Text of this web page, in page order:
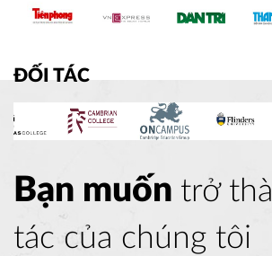
ĐỐI TÁC
Bạn muốn trở
tác của chúng tôi